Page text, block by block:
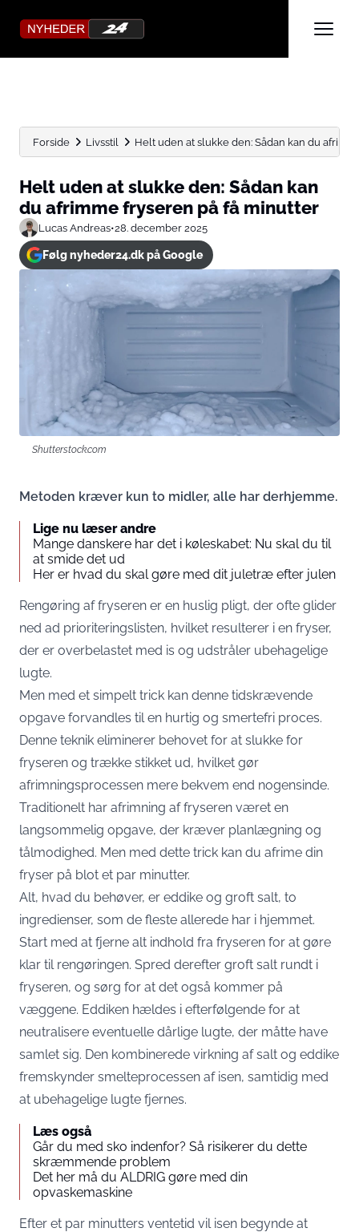
Forside Livsstil Helt uden at slukke den: Sådan kan du
Helt uden at slukke den: Sådan kan
du afrimme fryseren på få minutter
Lucas Andreas•28. december 2025
Følg nyheder24.dk på Google
Shutterstock.com
Metoden kræver kun to midler, alle har derhjemme.
Lige nu læser andre
Mange danskere har det i køleskabet: Nu skal du til
at smide det ud
Her er hvad du skal gøre med dit juletræ efter julen
Rengøring af fryseren er en huslig pligt, der ofte glider
ned ad prioriteringslisten, hvilket resulterer i en fryser,
der er overbelastet med is og udstråler ubehagelige
lugte.
Men med et simpelt trick kan denne tidskrævende
opgave forvandles til en hurtig og smertefri proces.
Denne teknik eliminerer behovet for at slukke for
fryseren og trække stikket ud, hvilket gør
afrimningsprocessen mere bekvem end nogensinde.
Traditionelt har afrimning af fryseren været en
langsommelig opgave, der kræver planlægning og
tålmodighed. Men med dette trick kan du afrime din
fryser på blot et par minutter.
Alt, hvad du behøver, er eddike og groft salt, to
ingredienser, som de fleste allerede har i hjemmet.
Start med at fjerne alt indhold fra fryseren for at gøre
klar til rengøringen. Spred derefter groft salt rundt i
fryseren, og sørg for at det også kommer på
væggene. Eddiken hældes i efterfølgende for at
neutralisere eventuelle dårlige lugte, der måtte have
samlet sig. Den kombinerede virkning af salt og eddike
fremskynder smelteprocessen af isen, samtidig med
at ubehagelige lugte fjernes.
Læs også
Går du med sko indenfor? Så risikerer du dette
skræmmende problem
Det her må du ALDRIG gøre med din
opvaskemaskine
Efter et par minutters ventetid vil isen begynde at